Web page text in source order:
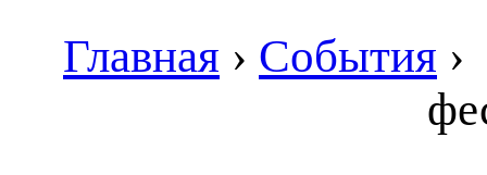
Главная › События ›